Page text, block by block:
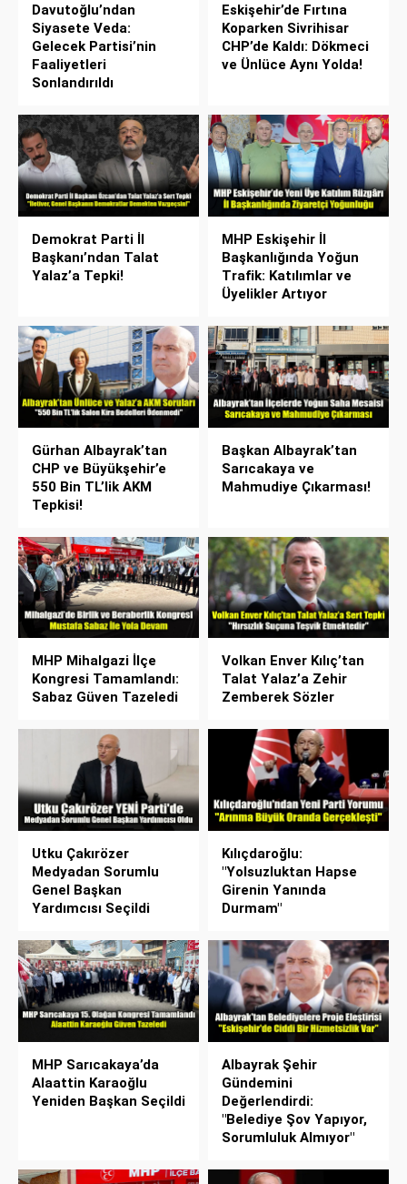
Davutoğlu’ndan
Siyasete Veda:
Gelecek Partisi’nin
Faaliyetleri
Sonlandırıldı
Eskişehir’de Fırtına
Koparken Sivrihisar
CHP’de Kaldı: Dökmeci
ve Ünlüce Aynı Yolda!
Demokrat Parti İl
Başkanı’ndan Talat
Yalaz’a Tepki!
MHP Eskişehir İl
Başkanlığında Yoğun
Trafik: Katılımlar ve
Üyelikler Artıyor
Gürhan Albayrak’tan
CHP ve Büyükşehir’e
550 Bin TL’lik AKM
Tepkisi!
Başkan Albayrak’tan
Sarıcakaya ve
Mahmudiye Çıkarması!
MHP Mihalgazi İlçe
Kongresi Tamamlandı:
Sabaz Güven Tazeledi
Volkan Enver Kılıç’tan
Talat Yalaz’a Zehir
Zemberek Sözler
Utku Çakırözer
Medyadan Sorumlu
Genel Başkan
Yardımcısı Seçildi
Kılıçdaroğlu:
"Yolsuzluktan Hapse
Girenin Yanında
Durmam"
MHP Sarıcakaya’da
Alaattin Karaoğlu
Yeniden Başkan Seçildi
Albayrak Şehir
Gündemini
Değerlendirdi:
"Belediye Şov Yapıyor,
Sorumluluk Almıyor"